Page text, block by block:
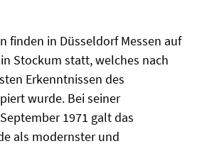
finden in Düsseldorf Messen auf
Stockum statt, welches nach
Erkenntnissen des
wurde. Bei seiner
1971 galt das
als modernster und